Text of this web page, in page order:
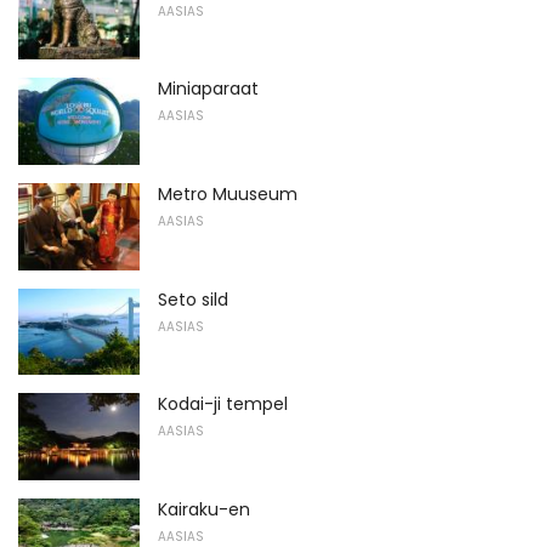
AASIAS
Miniaparaat
AASIAS
Metro Muuseum
AASIAS
Seto sild
AASIAS
Kodai-ji tempel
AASIAS
Kairaku-en
AASIAS